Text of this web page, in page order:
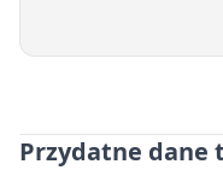
Przydatne dane